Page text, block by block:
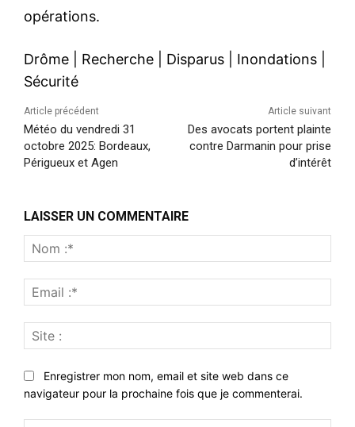
opérations.
Drôme Recherche Disparus Inondations
Sécurité
Article précédent
Météo du vendredi 31
octobre 2025: Bordeaux,
Périgueux et Agen
Article suivant
Des avocats portent plainte
contre Darmanin pour prise
d’intérêt
LAISSER UN COMMENTAIRE
:*
:*
:
Enregistrer mon nom, email et site web dans ce
navigateur pour la prochaine fois que je commenterai.